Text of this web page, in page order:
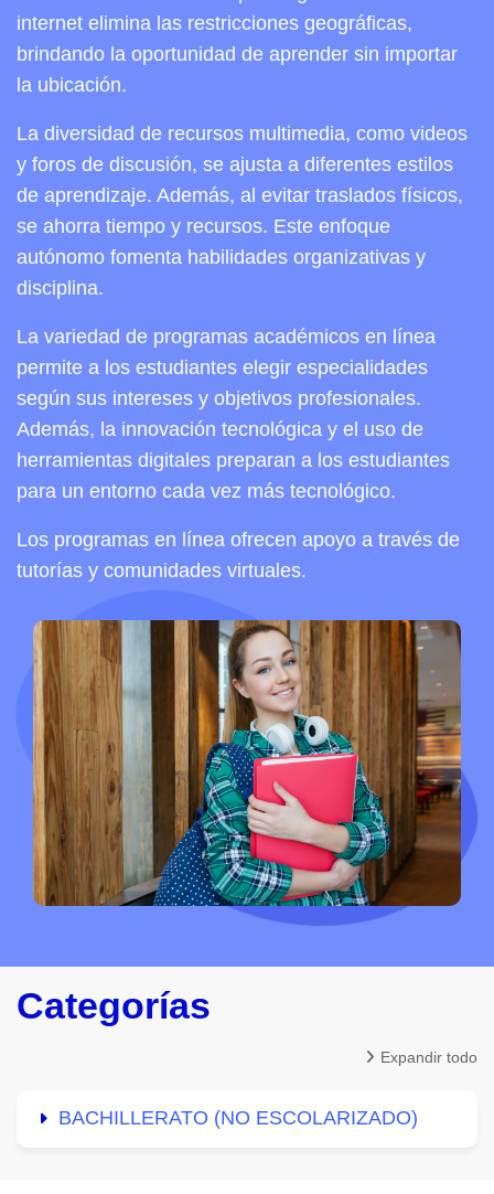
internet elimina las restricciones geográficas,
brindando la oportunidad de aprender sin importar
la ubicación.
La diversidad de recursos multimedia, como videos
y foros de discusión, se ajusta a diferentes estilos
de aprendizaje. Además, al evitar traslados físicos,
se ahorra tiempo y recursos. Este enfoque
autónomo fomenta habilidades organizativas y
disciplina.
La variedad de programas académicos en línea
permite a los estudiantes elegir especialidades
según sus intereses y objetivos profesionales.
Además, la innovación tecnológica y el uso de
herramientas digitales preparan a los estudiantes
para un entorno cada vez más tecnológico.
Los programas en línea ofrecen apoyo a través de
tutorías y comunidades virtuales.
Categorías
Expandir todo
BACHILLERATO (NO ESCOLARIZADO)